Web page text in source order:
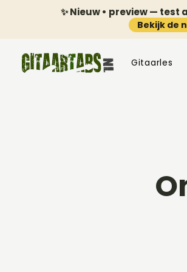
✨ Nieuw • preview —
Bekijk de
Gitaarles